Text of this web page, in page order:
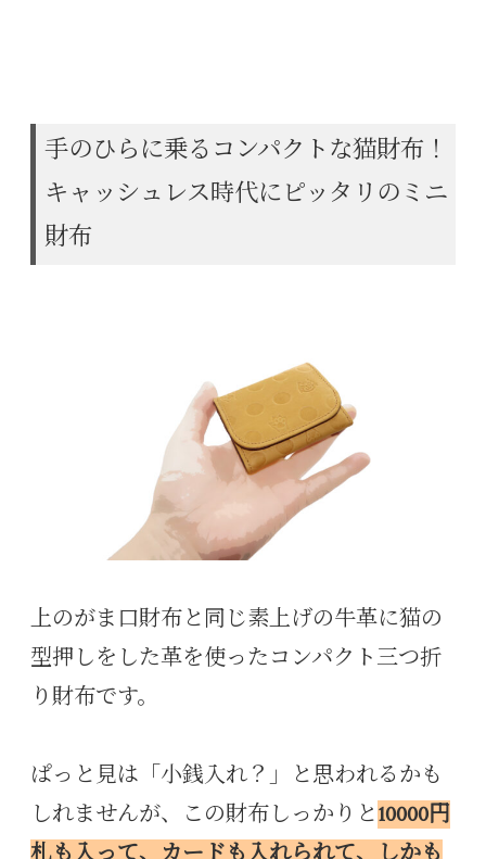
手のひらに乗るコンパクトな猫財布！
キャッシュレス時代にピッタリのミニ
財布
上のがま口財布と同じ素上げの牛革に猫の
型押しをした革を使ったコンパクト三つ折
り財布です。
ぱっと見は「小銭入れ？」と思われるかも
しれませんが、この財布しっかりと10000円
札も入って、カードも入れられて、しかも